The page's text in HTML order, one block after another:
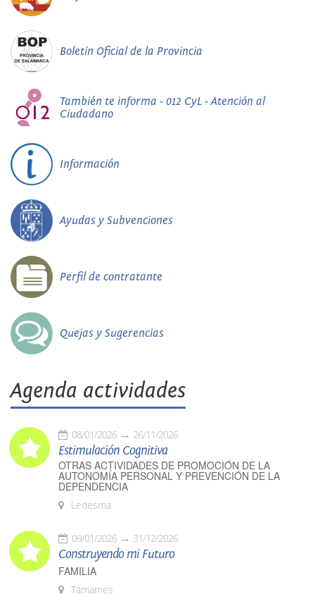
Boletín Oficial de la Provincia
También te informa - 012 CyL - Atención al
Ciudadano
Información
Ayudas y Subvenciones
Perfil de contratante
Quejas y Sugerencias
Agenda actividades
08/01/2026 26/11/2026
Estimulación Cognitiva
OTRAS ACTIVIDADES DE PROMOCIÓN DE LA
AUTONOMÍA PERSONAL Y PREVENCIÓN DE LA
DEPENDENCIA
Ledesma
09/01/2026 31/12/2026
Construyendo mi Futuro
FAMILIA
Tamames